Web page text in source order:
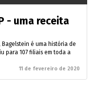
- uma receita
Bagelstein é uma história de
para 107 filiais em toda a
11 de fevereiro de 2020